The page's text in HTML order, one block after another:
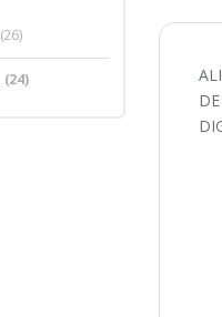
(26)
(24)